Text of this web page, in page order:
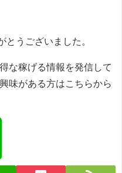
とうございました。
な稼げる情報を発信して
味がある方はこちらから